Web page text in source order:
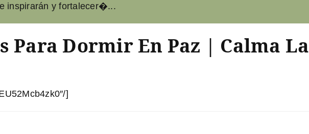
inspirarán y fortalecer�...
Para Dormir En Paz | Calma La
]